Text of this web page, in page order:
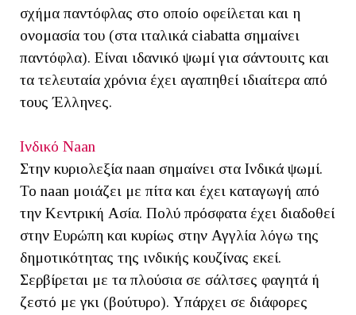
σχήμα παντόφλας στο οποίο οφείλεται και η
ονομασία του (στα ιταλικά ciabatta σημαίνει
παντόφλα). Είναι ιδανικό ψωμί για σάντουιτς και
τα τελευταία χρόνια έχει αγαπηθεί ιδιαίτερα από
τους Έλληνες.
Ινδικό Naan
Στην κυριολεξία naan σημαίνει στα Ινδικά ψωμί.
Το naan μοιάζει με πίτα και έχει καταγωγή από
την Κεντρική Ασία. Πολύ πρόσφατα έχει διαδοθεί
στην Ευρώπη και κυρίως στην Αγγλία λόγω της
δημοτικότητας της ινδικής κουζίνας εκεί.
Σερβίρεται με τα πλούσια σε σάλτσες φαγητά ή
ζεστό με γκι (βούτυρο). Υπάρχει σε διάφορες